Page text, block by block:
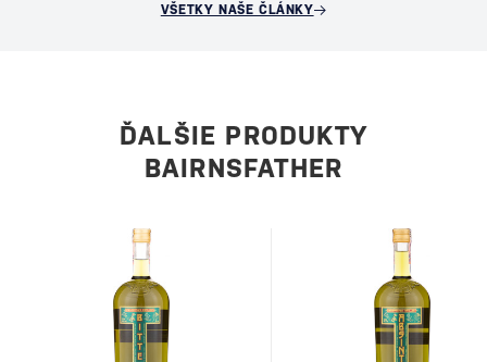
VŠETKY NAŠE ČLÁNKY
ĎALŠIE PRODUKTY
BAIRNSFATHER